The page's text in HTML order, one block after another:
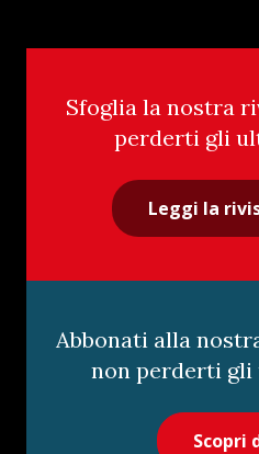
Sfoglia la nostra
perderti gli
Leggi la
Abbonati alla
non perderti
Scopri